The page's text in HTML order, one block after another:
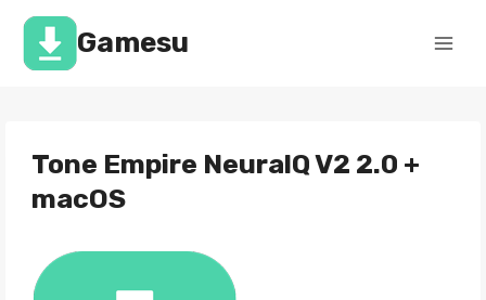
Перейти
содержимомуGamesu
Tone Empire NeuralQ V2 2.0 +
macOS